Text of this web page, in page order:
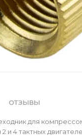
ОТЗЫВЫ
для
и 4 тактных